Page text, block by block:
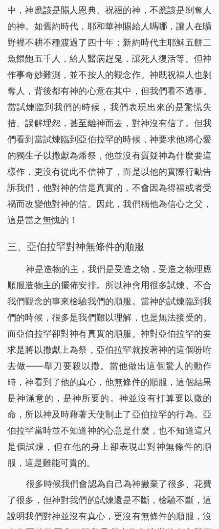
約拿為何被魚吞（有聲讀物）
53 我對「迦南婦人的信心」有了新的認識（有聲讀物）
54 為什麼只有彼得認出了主耶穌是基督？（有聲讀物）
55 主耶穌為什麼稱許彼得的信呢（有聲讀物）
中，神應該是賜人恩典、祝福的神，不應該是剝奪人
的神。如舊約時代，耶和華神賜給人嗎哪，讓人在曠
野裡不耕不種渡過了四十年；新約時代主耶穌五餅二
魚餵飽五千人，給人醫病趕鬼，讓死人復活等。但神
作事奇妙難測，並不按人的觀念作。神既祝福人也剝
奪人，背後都有神的心意在其中，但我們看不透事。
當試煉臨到我們的時候，我們表現出來的是驚慌失
措、誤解埋怨，甚至離神而去，對神沒有信了。但我
們看到當試煉臨到亞伯拉罕的時候，神要求他將心愛
的獨生子以撒獻為燔祭，他並沒有質疑神為什麼要這
樣作，更沒有從此不信神了，而是以他的實際行動告
訴我們，他對神的信是真實的，不會因為得福或者受
禍而改變他對神的信。因此，我們稱他為信心之父，
這是當之無愧的！
三、亞伯拉罕對神無條件的順服
神是造物的主，我們是受造之物，受造之物理應
順服造物主的擺佈安排。所以神會用很多試煉、不合
我們觀念的事來檢驗我們的順服。當神的試煉臨到我
們的時候，很多是我們難以理解，也是無法接受的。
而亞伯拉罕卻對神有真實的順服。神對亞伯拉罕的要
求是將以撒獻上為祭，亞伯拉罕就按著神的這個吩咐
去做——舉刀要殺以撒。當他做出這個驚人的動作
時，神看到了他的真心，他無條件的順服，這個結果
是神滿意的，是神所要的。神並沒有打算要以撒的
命，所以神及時藉著天使制止了亞伯拉罕的行為。亞
伯拉罕當時並不知道神的心意是什麼，也不知道這只
是個試煉，但在他的身上卻表現出對神無條件的順
服，這是難能可貴的。
很多時候我們會認為自己為神撇棄了很多、花費
了很多，但神對我們的試煉還是不斷，檢驗不斷，這
說明我們對神並沒有真心，更沒有無條件的順服，沒